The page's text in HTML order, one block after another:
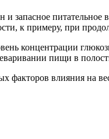
запасное питательное
к примеру, при
концентрации
пищи в
влияния на